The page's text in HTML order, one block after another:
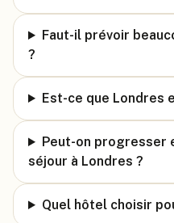
Faut-il prévoir
?
Est-ce que Londres
Peut-on progresser
séjour à Londres ?
Quel hôtel choisir